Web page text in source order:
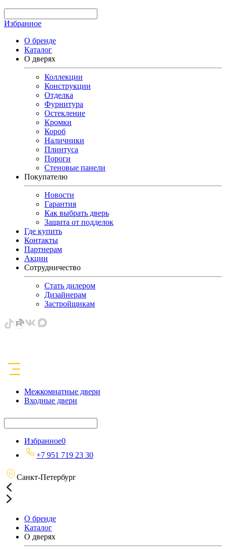
Избранное
О бренде
Каталог
О дверях
Коллекции
Конструкции
Отделка
Фурнитура
Остекление
Кромки
Короб
Наличники
Плинтуса
Пороги
Стеновые панели
Покупателю
Новости
Гарантия
Как выбрать дверь
Защита от подделок
Где купить
Контакты
Партнерам
Акции
Сотрудничество
Стать дилером
Дизайнерам
Застройщикам
Межкомнатные двери
Входные двери
Избранное0
+7 951 719 23 30
Санкт-Петербург
О бренде
Каталог
О дверях